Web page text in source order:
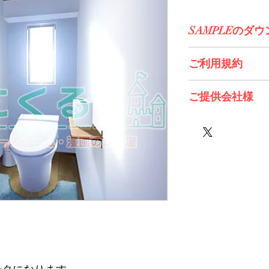
SAMPLEのダウ
ご利用規約
ご提供会社様